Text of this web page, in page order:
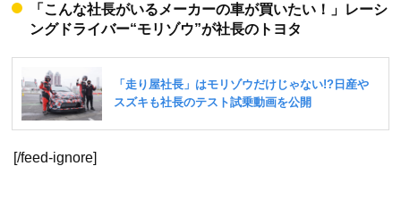
「こんな社長がいるメーカーの車が買いたい！」レーシ
ングドライバー“モリゾウ”が社長のトヨタ
[/feed-ignore]